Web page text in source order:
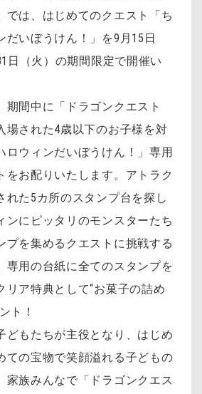
では、はじめてのクエスト「ち
だいぼうけん！」を9月15日
日（火）の期間限定で開催い
期間中に「ドラゴンクエスト
場された4歳以下のお子様を対
ロウィンだいぼうけん！」専用
をお配りいたします。アトラク
れた5カ所のスタンプ台を探し
ンにピッタリのモンスターたち
プを集めるクエストに挑戦する
専用の台紙に全てのスタンプを
リア特典として“お菓子の詰め
ト！
もたちが主役となり、はじめ
ての宝物で笑顔溢れる子どもの
家族みんなで「ドラゴンクエス